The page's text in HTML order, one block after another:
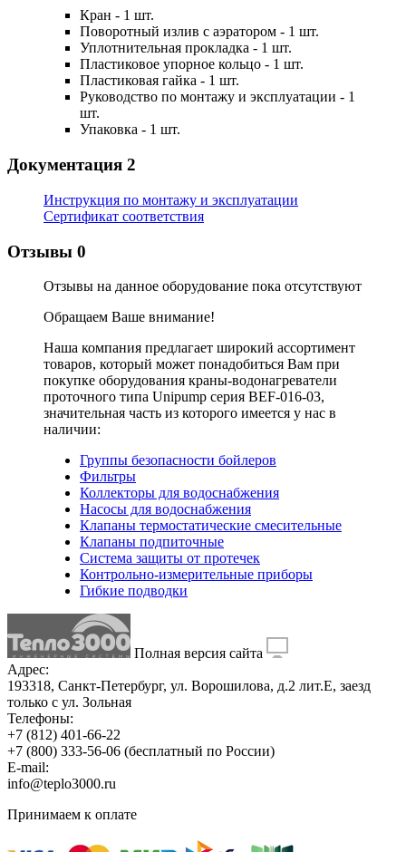
Кран - 1 шт.
Поворотный излив с аэратором - 1 шт.
Уплотнительная прокладка - 1 шт.
Пластиковое упорное кольцо - 1 шт.
Пластиковая гайка - 1 шт.
Руководство по монтажу и эксплуатации - 1
шт.
Упаковка - 1 шт.
Документация 2
Инструкция по монтажу и эксплуатации
Сертификат соответствия
Отзывы 0
Отзывы на данное оборудование пока отсутствуют
Обращаем Ваше внимание!
Наша компания предлагает широкий ассортимент
товаров, который может понадобиться Вам при
покупке оборудования краны-водонагреватели
проточного типа Unipump серия BEF-016-03,
значительная часть из которого имеется у нас в
наличии:
Группы безопасности бойлеров
Фильтры
Коллекторы для водоснабжения
Насосы для водоснабжения
Клапаны термостатические смесительные
Клапаны подпиточные
Система защиты от протечек
Контрольно-измерительные приборы
Гибкие подводки
Полная версия сайта
Адрес:
193318, Санкт-Петербург, ул. Ворошилова, д.2 лит.Е, заезд
только с ул. Зольная
Телефоны:
+7 (812) 401-66-22
+7 (800) 333-56-06 (бесплатный по России)
E-mail:
info@teplo3000.ru
Принимаем к оплате